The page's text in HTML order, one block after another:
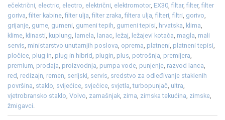
ečektrični, electric, electro, električni, elektromotor, EX30,filtar,filter,filter
goriva,filter kabine,filter ulja,filter zraka,filtera ulja,filteri,filtri, gorivo,
grijanje, gume, gumeni, gumeni tepih, gumeni tepisi, hrvatska, klima,
klime, klinasti, kuplung, lamela, lanac, ležaj, ležajevi kotača, magla, mali
servis, ministarstvo unutarnjih poslova, oprema, platneni, platneni tepisi,
pločice, plug in, plug in hibrid, plugin, plus, potrošnja, premijera,
premium, prodaja, proizvodnja, pumpa vode, punjenje, razvod lanca,
red, redizajn, remen, serijski, servis, sredstvo za odleđivanje staklenih
površina, staklo, svijećice, svjećice, svjetla,turbopunjač, ultra,
vjetrobransko staklo, Volvo, zamašnjak, zima, zimska tekućina, zimske,
žmigavci.